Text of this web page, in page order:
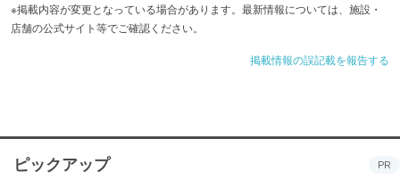
※掲載内容が変更となっている場合があります。最新情報については、施設・
店舗の公式サイト等でご確認ください。
掲載情報の誤記載を報告する
ピックアップ PR